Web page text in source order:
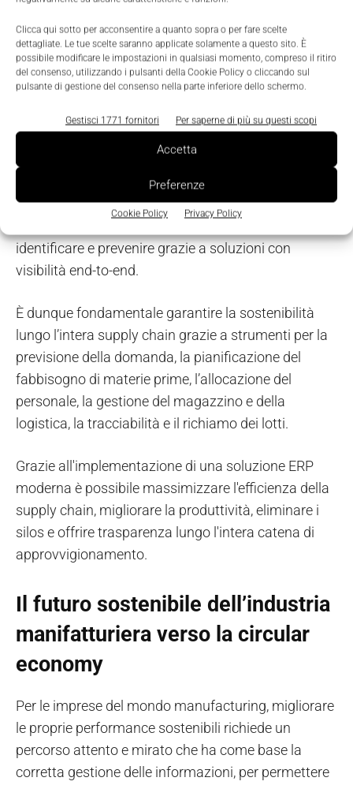
Clicca qui sotto per acconsentire a quanto sopra o per fare scelte
dettagliate. Le tue scelte saranno applicate solamente a questo sito. È
possibile modificare le impostazioni in qualsiasi momento, compreso il ritiro
del consenso, utilizzando i pulsanti della Cookie Policy o cliccando sul
pulsante di gestione del consenso nella parte inferiore dello schermo.
Gestisci 1771 fornitori Per saperne di più su questi scopi
Accetta
Preferenze
Cookie Policy Privacy Policy
ottimizzare l'efficienza in ogni fase del ciclo
produttivo. Diventa dunque imprescindibile avere un
controllo puntuale lungo tutto il processo, dalla
selezione della materia prima al prodotto finito.
Nello specifico, nelle aziende manifatturiere
raggiungere il Net-Zero vuol dire trasformare l’intero
processo di produzione, riducendo i rifiuti,
ottimizzando il consumo energetico e affidandosi a
risorse rinnovabili. Esistono tuttavia dei rischi per la
identificare e prevenire grazie a soluzioni con
visibilità end-to-end.
È dunque fondamentale garantire la sostenibilità
lungo l’intera supply chain grazie a strumenti per la
previsione della domanda, la pianificazione del
fabbisogno di materie prime, l’allocazione del
personale, la gestione del magazzino e della
logistica, la tracciabilità e il richiamo dei lotti.
Grazie all'implementazione di una soluzione ERP
moderna è possibile massimizzare l'efficienza della
supply chain, migliorare la produttività, eliminare i
silos e offrire trasparenza lungo l'intera catena di
approvvigionamento.
Il futuro sostenibile dell’industria
manifatturiera verso la circular
economy
Per le imprese del mondo manufacturing, migliorare
le proprie performance sostenibili richiede un
percorso attento e mirato che ha come base la
corretta gestione delle informazioni, per permettere